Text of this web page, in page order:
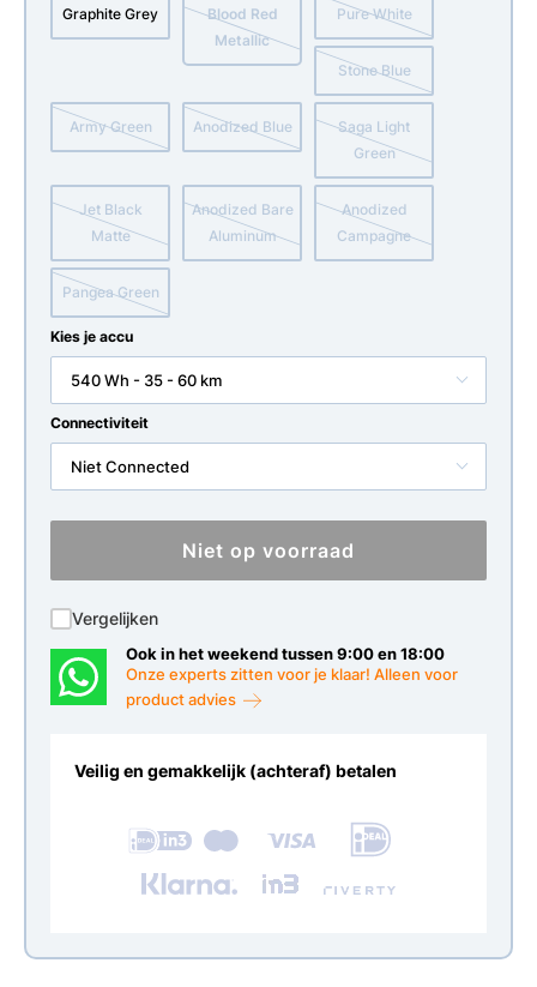
Graphite Grey
Blood Red
Metallic
Pure White
Stone Blue
Army Green Anodized Blue
Saga Light
Green
Jet Black
Matte
Anodized Bare
Aluminum
Anodized
Campagne
Pangea Green
Kies je accu
540 Wh - 35 - 60 km
Connectiviteit
Niet Connected
Niet op voorraad
Vergelijken
Ook in het weekend tussen 9:00 en 18:00
Onze experts zitten voor je klaar! Alleen voor
product advies
Veilig en gemakkelijk (achteraf) betalen